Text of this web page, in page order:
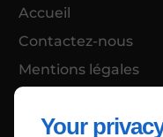
Your
Accueil
Contactez-nous
Mentions légales